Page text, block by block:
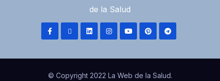
de la Salud
© Copyright 2022 La Web de la Salud.